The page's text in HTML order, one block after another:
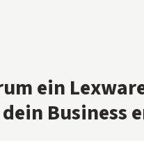
ein
Business